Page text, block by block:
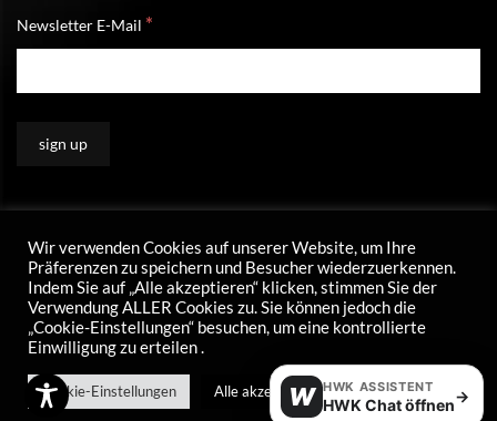
Newsletter E-Mail *
Wir verwenden Cookies auf unserer Website, um Ihre
Präferenzen zu speichern und Besucher wiederzuerkennen.
Indem Sie auf „Alle akzeptieren“ klicken, stimmen Sie der
Verwendung ALLER Cookies zu. Sie können jedoch die
„Cookie-Einstellungen“ besuchen, um eine kontrollierte
Einwilligung zu erteilen .
Cookie-Einstellungen Alle akzeptieren
W HWK ASSISTENT
HWK Chat öffnen→